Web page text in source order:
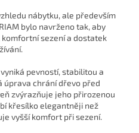
nábytku, ale především
bylo navrženo tak, aby
sezení a dostatek
pevností, stabilitou a
úprava chrání dřevo před
zvýrazňuje jeho přirozenou
křesílko elegantněji než
vyšší komfort při sezení.